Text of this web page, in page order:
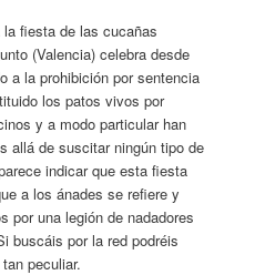
fiesta de las cucañas
(Valencia) celebra desde
a la prohibición por sentencia
los patos vivos por
y a modo particular han
allá de suscitar ningún tipo de
indicar que esta fiesta
a los ánades se refiere y
por una legión de nadadores
buscáis por la red podréis
peculiar.